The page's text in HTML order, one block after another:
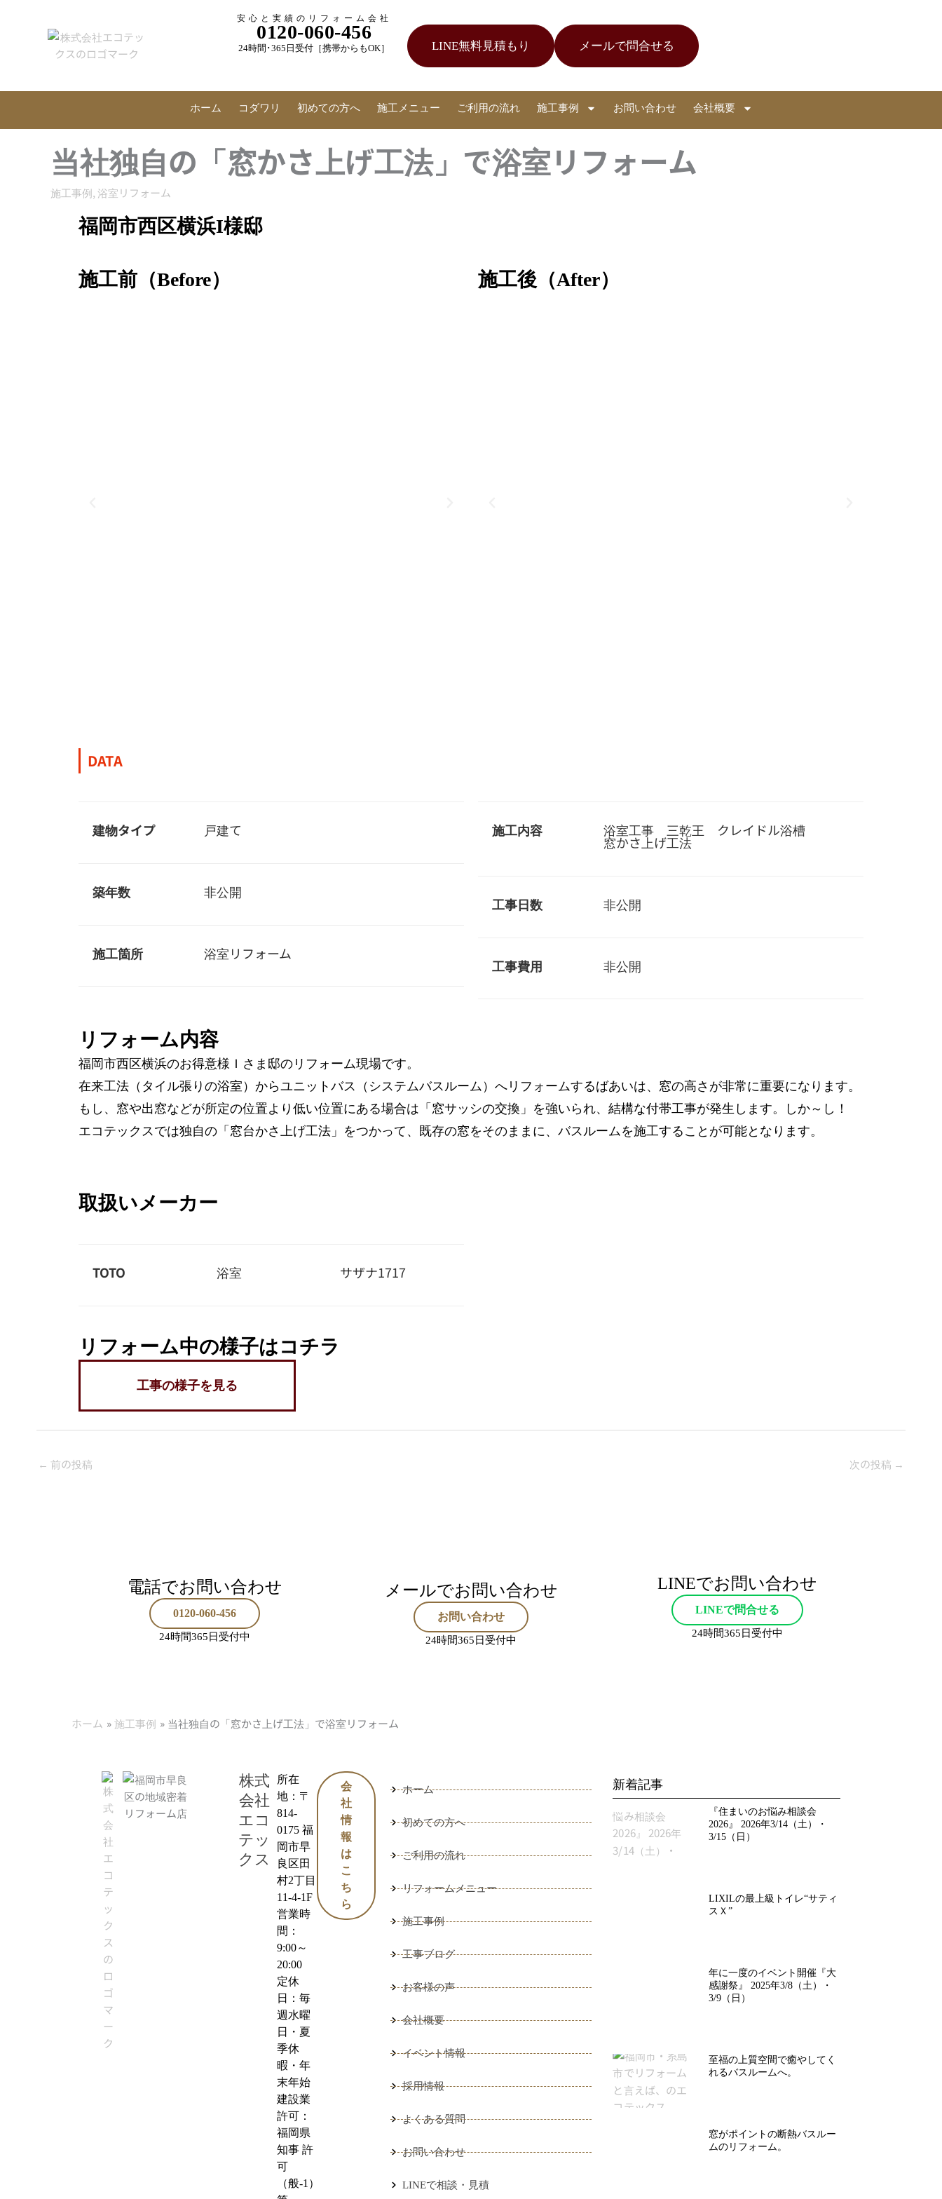
ッ
安心と実績のリフォーム会社
0120-060-456
24時間･365日受付［携帯からもOK］ LINE無料見積もり メールで問合せる
ホーム コダワリ 初めての方へ 施工メニュー ご利用の流れ 施工事例 お問い合わせ 会社概要
当社独自の「窓かさ上げ工法」で浴室リフォーム
施工事例, 浴室リフォーム
福岡市西区横浜I様邸
施工前（Before） 施工後（After）
DATA
建物タイプ 戸建て
築年数 非公開
施工箇所 浴室リフォーム
施工内容 浴室工事 三乾王 クレイドル浴槽
窓かさ上げ工法
工事日数 非公開
工事費用 非公開
リフォーム内容
福岡市西区横浜のお得意様Ｉさま邸のリフォーム現場です。
在来工法（タイル張りの浴室）からユニットバス（システムバスルーム）へリフォームするばあいは、窓の高さが非常に重要になります。
もし、窓や出窓などが所定の位置より低い位置にある場合は「窓サッシの交換」を強いられ、結構な付帯工事が発生します。しか～し！
エコテックスでは独自の「窓台かさ上げ工法」をつかって、既存の窓をそのままに、バスルームを施工することが可能となります。
取扱いメーカー
TOTO 浴室 サザナ1717
リフォーム中の様子はコチラ
工事の様子を見る
← 前の投稿 次の投稿 →
電話でお問い合わせ
0120-060-456
24時間365日受付中
メールでお問い合わせ
お問い合わせ
24時間365日受付中
LINEでお問い合わせ
LINEで問合せる
24時間365日受付中
ホーム 施工事例 当社独自の「窓かさ上げ工法」で浴室リフォーム
株式
会社
エコ
テッ
クス
所在
地：〒
814-
0175 福
岡市早
良区田
村2丁目
11-4-1F
営業時
間：
9:00～
20:00
定休
日：毎
週水曜
日・夏
季休
暇・年
末年始
建設業
許可：
福岡県
知事 許
可
（般-1）
会
社
情
報
は
こ
ち
ら
ホーム
初めての方へ
ご利用の流れ
リフォームメニュー
施工事例
工事ブログ
お客様の声
会社概要
イベント情報
採用情報
よくある質問
お問い合わせ
LINEで相談・見積
新着記事
『住まいのお悩み相談会
2026』 2026年3/14（土）・
3/15（日）
LIXILの最上級トイレ“サティ
スＸ”
年に一度のイベント開催『大
感謝祭』 2025年3/8（土）・
3/9（日）
至福の上質空間で癒やしてく
れるバスルームへ。
窓がポイントの断熱バスルー
ムのリフォーム。